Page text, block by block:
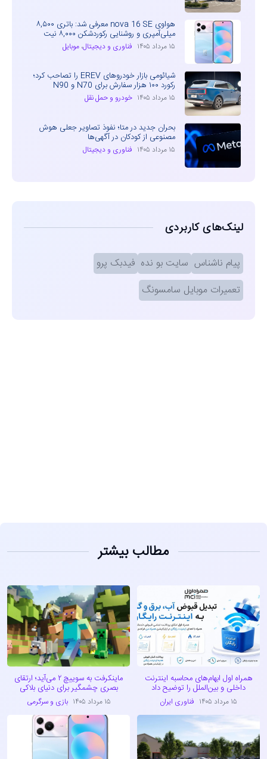
هواوی nova 16 SE معرفی شد: باتری ۸,۵۰۰
میلی‌آمپری و روشنایی رکوردشکن ۸,۰۰۰ نیت
۱۵ مرداد ۱۴۰۵ فناوری و دیجیتال، موبایل
شیائومی بازار خودروهای EREV را تصاحب کرد؛
رکورد ۱۰۰ هزار سفارش برای N70 و N90
۱۵ مرداد ۱۴۰۵ خودرو و حمل نقل
بحران جدید در متا؛ نفوذ تصاویر جعلی هوش
مصنوعی از کودکان در آگهی‌ها
۱۵ مرداد ۱۴۰۵ فناوری و دیجیتال
لینک‌های کاربردی
پیام ناشناس سایت بو نده فیدبک پرو
تعمیرات موبایل سامسونگ
مطالب بیشتر
همراه اول ابهام‌های محاسبه اینترنت
داخلی و بین‌الملل را توضیح داد
۱۵ مرداد ۱۴۰۵ فناوری ایران
ماینکرفت به سوییچ ۲ می‌آید؛ ارتقای
بصری چشمگیر برای دنیای بلاکی
۱۵ مرداد ۱۴۰۵ بازی و سرگرمی